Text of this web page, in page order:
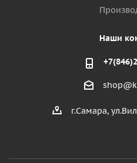
Наши
г.Самара,